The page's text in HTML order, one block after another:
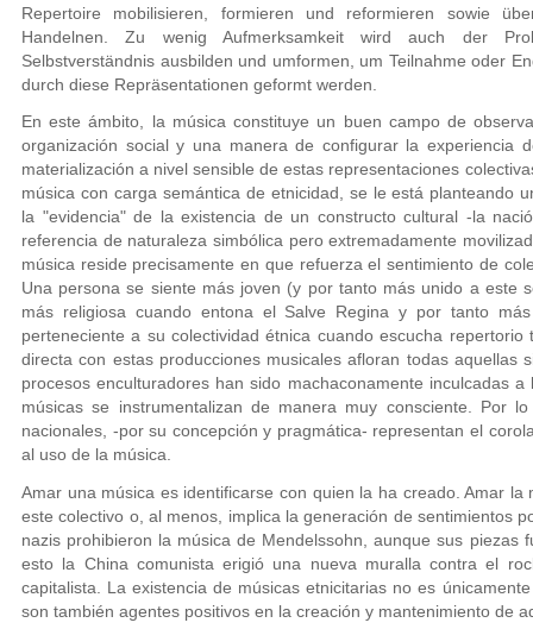
Repertoire mobilisieren, formieren und reformieren sowie
Handelnen. Zu wenig Aufmerksamkeit wird auch der
Selbstverständnis ausbilden und umformen, um Teilnahme oder
durch diese Repräsentationen geformt werden.
En este ámbito, la música constituye un buen campo de
organización social y una manera de configurar la experiencia
materialización a nivel sensible de estas representaciones
música con carga semántica de etnicidad, se le está planteando
la "evidencia" de la existencia de un constructo cultural -la
referencia de naturaleza simbólica pero extremadamente
música reside precisamente en que refuerza el sentimiento de
Una persona se siente más joven (y por tanto más unido a este
más religiosa cuando entona el Salve Regina y por tanto
perteneciente a su colectividad étnica cuando escucha
directa con estas producciones musicales afloran todas aquellas
procesos enculturadores han sido machaconamente inculcadas
músicas se instrumentalizan de manera muy consciente. Por
nacionales, -por su concepción y pragmática- representan el
al uso de la música.
Amar una música es identificarse con quien la ha creado. Amar
este colectivo o, al menos, implica la generación de sentimientos
nazis prohibieron la música de Mendelssohn, aunque sus
esto la China comunista erigió una nueva muralla contra el
capitalista. La existencia de músicas etnicitarias no es
son también agentes positivos en la creación y mantenimiento de